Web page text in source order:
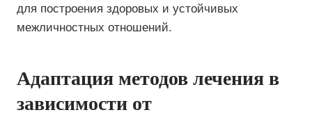
для построения здоровых и устойчивых
межличностных отношений.
Адаптация методов лечения в
зависимости от